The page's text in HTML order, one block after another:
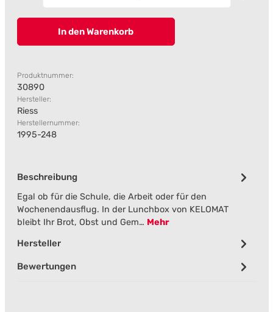
In den Warenkorb
Produktnummer:
30890
Hersteller:
Riess
Herstellernummer:
1995-248
Beschreibung
Egal ob für die Schule, die Arbeit oder für den
Wochenendausflug. In der Lunchbox von KELOMAT
bleibt Ihr Brot, Obst und Gem… Mehr
Hersteller
Bewertungen